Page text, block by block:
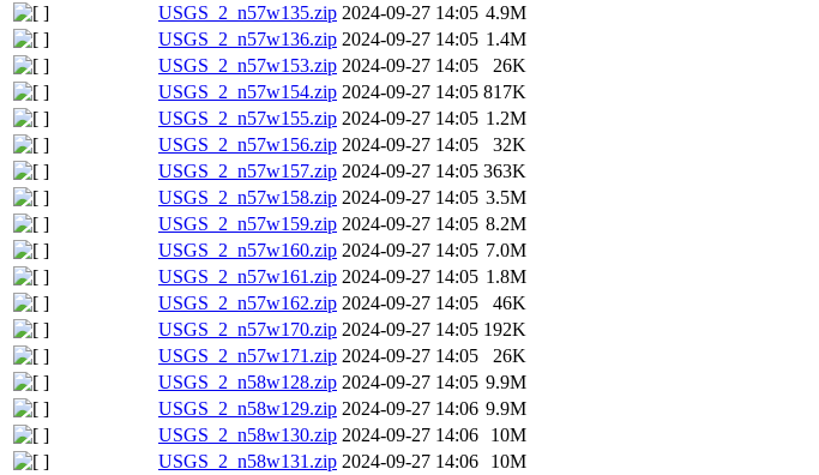
USGS_2_n57w135.zip 2024-09-27 14:05 4.9M
USGS_2_n57w136.zip 2024-09-27 14:05 1.4M
USGS_2_n57w153.zip 2024-09-27 14:05
26K
USGS_2_n57w154.zip 2024-09-27 14:05 817K
USGS_2_n57w155.zip 2024-09-27 14:05 1.2M
USGS_2_n57w156.zip 2024-09-27 14:05
32K
USGS_2_n57w157.zip 2024-09-27 14:05 363K
USGS_2_n57w158.zip 2024-09-27 14:05 3.5M
USGS_2_n57w159.zip 2024-09-27 14:05 8.2M
USGS_2_n57w160.zip 2024-09-27 14:05 7.0M
USGS_2_n57w161.zip 2024-09-27 14:05 1.8M
USGS_2_n57w162.zip 2024-09-27 14:05
46K
USGS_2_n57w170.zip 2024-09-27 14:05 192K
USGS_2_n57w171.zip 2024-09-27 14:05
26K
USGS_2_n58w128.zip 2024-09-27 14:05 9.9M
USGS_2_n58w129.zip 2024-09-27 14:06 9.9M
USGS_2_n58w130.zip 2024-09-27 14:06
10M
USGS_2_n58w131.zip 2024-09-27 14:06
10M